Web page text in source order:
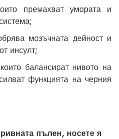
премахват умората и
мозъчната дейност и
инсулт;
балансират нивото на
функцията на черния
пълен, носете я